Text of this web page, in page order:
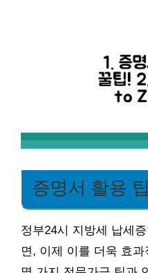
증명서 활용
정부24시 지방세 납세
면, 이제 이를 더욱 효